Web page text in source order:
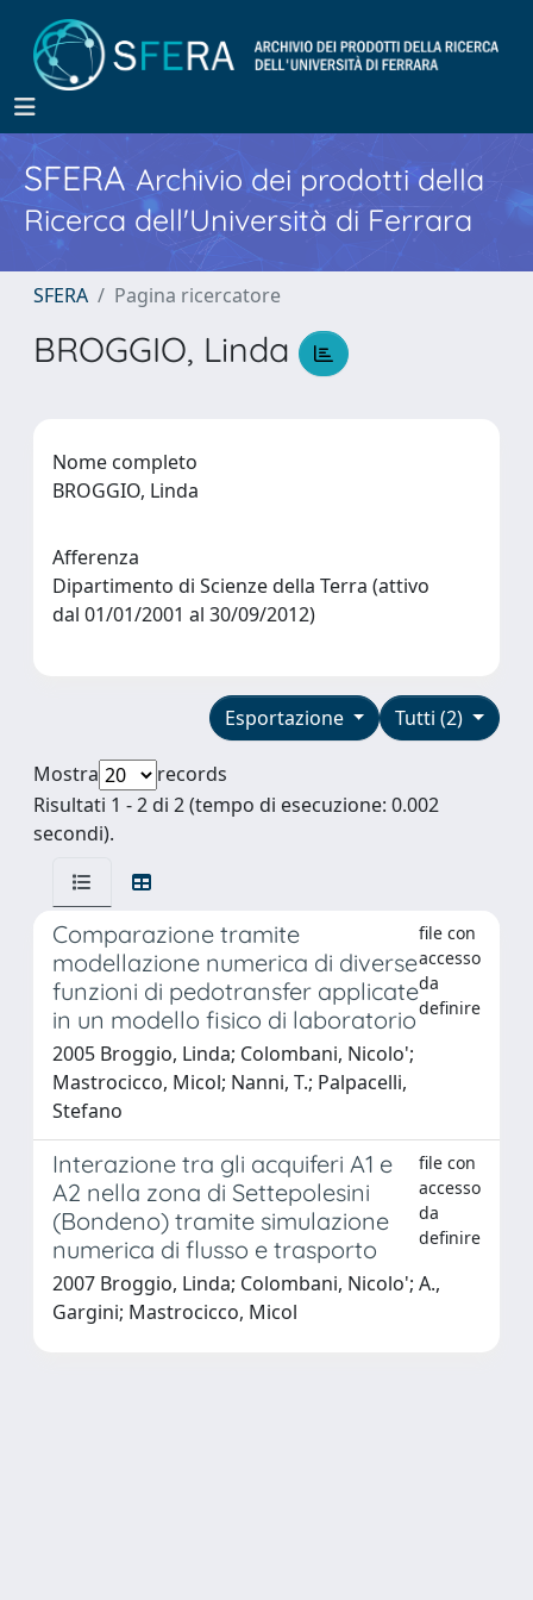
SFERA Archivio dei prodotti della
Ricerca dell'Università di Ferrara
SFERA Pagina ricercatore
BROGGIO, Linda
Nome completo
BROGGIO, Linda
Afferenza
Dipartimento di Scienze della Terra (attivo
dal 01/01/2001 al 30/09/2012)
Tutti (2)
Esportazione
Mostra
records
Risultati 1 - 2 di 2 (tempo di esecuzione: 0.002
secondi).
Comparazione tramite
modellazione numerica di diverse
funzioni di pedotransfer applicate
in un modello fisico di laboratorio
file con
accesso
da
definire
2005 Broggio, Linda; Colombani, Nicolo';
Mastrocicco, Micol; Nanni, T.; Palpacelli,
Stefano
Interazione tra gli acquiferi A1 e
A2 nella zona di Settepolesini
(Bondeno) tramite simulazione
numerica di flusso e trasporto
file con
accesso
da
definire
2007 Broggio, Linda; Colombani, Nicolo'; A.,
Gargini; Mastrocicco, Micol